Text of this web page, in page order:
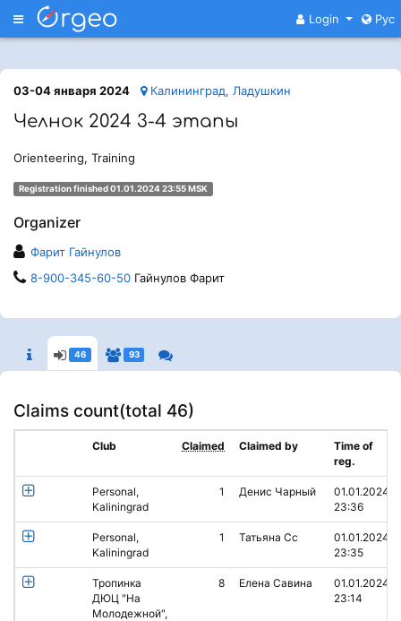
Меню Login Рус
03-04 января 2024 Калининград, Ладушкин
Челнок 2024 3-4 этапы
Orienteering, Training
Registration finished 01.01.2024 23:55 MSK
Organizer
Фарит Гайнулов
8-900-345-60-50 Гайнулов Фарит
46 93
Claims count(total 46)
Club Claimed Claimed by
Time of
reg.
Personal,
Kaliningrad
1 Денис Чарный
01.01.2024
23:36
Personal,
Kaliningrad
1 Татьяна Сс
01.01.2024
23:35
Тропинка
ДЮЦ "На
Молодежной",
8 Елена Савина
01.01.2024
23:14